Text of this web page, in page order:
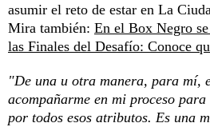
asumir el reto de estar en La
Mira también: En el Box Negro
las Finales del Desafío: Conoce
"De una u otra manera, para mí,
acompañarme en mi proceso
por todos esos atributos. Es una